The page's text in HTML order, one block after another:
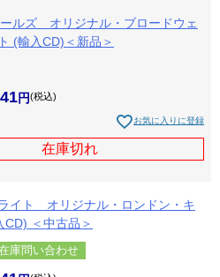
ルズ オリジナル・ブロードウェ
(輸入CD)＜新品＞
税込
お気に入りに登録
在庫切れ
イト オリジナル・ロンドン・キ
CD) ＜中古品＞
庫問い合わせ